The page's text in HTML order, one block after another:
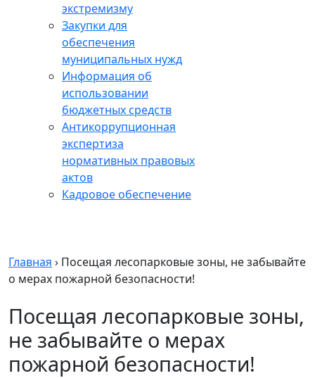
экстремизму
Закупки для
обеспечения
муниципальных нужд
Информация об
использовании
бюджетных средств
Антикоррупционная
экспертиза
нормативных правовых
актов
Кадровое обеспечение
Главная › Посещая лесопарковые зоны, не забывайте
о мерах пожарной безопасности!
Посещая лесопарковые зоны,
не забывайте о мерах
пожарной безопасности!